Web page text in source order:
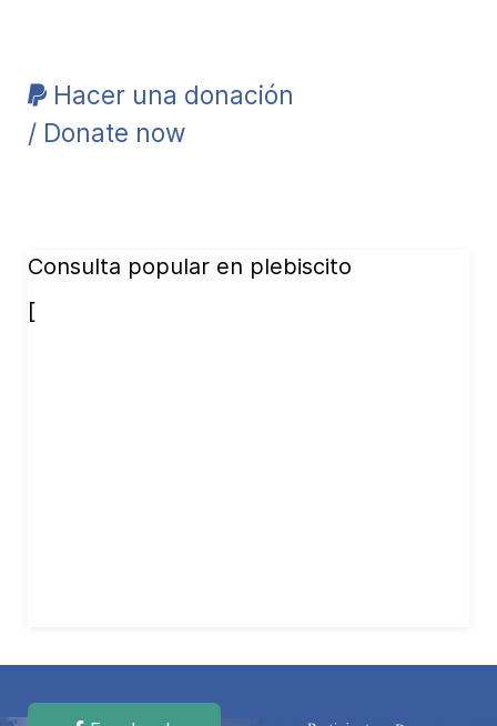
Hacer una donación
/ Donate now
Consulta popular en plebiscito
[